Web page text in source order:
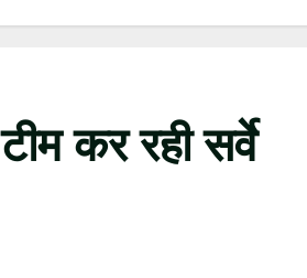
कर रही सर्वे